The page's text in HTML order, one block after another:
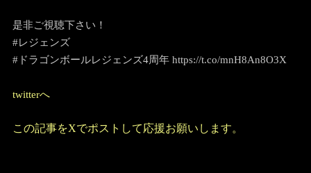
是非ご視聴下さい！
#レジェンズ
#ドラゴンボールレジェンズ4周年 https://t.co/mnH8An8O3X
twitterへ
この記事をXでポストして応援お願いします。